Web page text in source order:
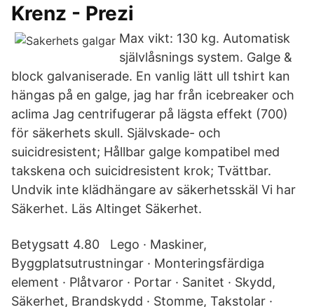
Krenz - Prezi
Max vikt: 130 kg. Automatisk
självlåsnings system. Galge &
block galvaniserade. En vanlig lätt ull tshirt kan
hängas på en galge, jag har från icebreaker och
aclima Jag centrifugerar på lägsta effekt (700)
för säkerhets skull. Självskade- och
suicidresistent; Hållbar galge kompatibel med
takskena och suicidresistent krok; Tvättbar.
Undvik inte klädhängare av säkerhetsskäl Vi har
Säkerhet. Läs Altinget Säkerhet.
Betygsatt 4.80 Lego · Maskiner,
Byggplatsutrustningar · Monteringsfärdiga
element · Plåtvaror · Portar · Sanitet · Skydd,
Säkerhet, Brandskydd · Stomme, Takstolar ·